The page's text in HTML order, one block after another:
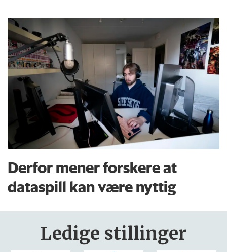
Derfor mener forskere at
dataspill kan være nyttig
Ledige stillinger